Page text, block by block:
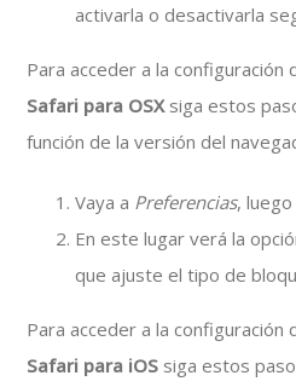
activarla o desactivarla
Para acceder a la configuración
Safari para OSXsiga estos
función de la versión del
Vaya a Preferencias, luego
En este lugar verá la
que ajuste el tipo de
Para acceder a la configuración
Safari para iOS siga estos